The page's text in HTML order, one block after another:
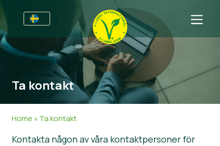
Till Producenter
Information till producenter
V-Label Webinars
Resources
Sektorer
Allmän information
Kosmetika och rengöringsmedel
Vanliga frågor
Information för konsumenter
Ta kontakt
Home » Ta kontakt
Kontakta någon av våra kontaktpersoner för